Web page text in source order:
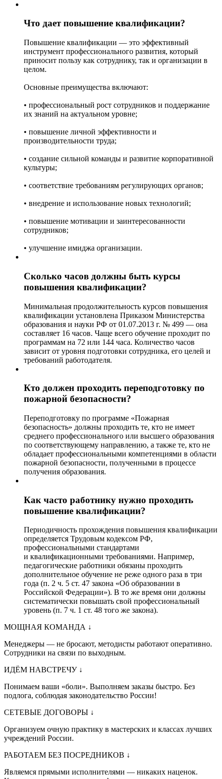
Что дает повышение квалификации?
Повышение квалификации — это эффективный
инструмент профессионального развития, который
приносит пользу как сотруднику, так и организации в
целом.
Основные преимущества включают:
• профессиональный рост сотрудников и поддержание
их знаний на актуальном уровне;
• повышение личной эффективности и
производительности труда;
• создание сильной команды и развитие корпоративной
культуры;
• соответствие требованиям регулирующих органов;
• внедрение и использование новых технологий;
• повышение мотивации и заинтересованности
сотрудников;
• улучшение имиджа организации.
Сколько часов должны быть курсы
повышения квалификации?
Минимальная продолжительность курсов повышения
квалификации установлена Приказом Министерства
образования и науки РФ от 01.07.2013 г. № 499 — она
составляет 16 часов. Чаще всего обучение проходит по
программам на 72 или 144 часа. Количество часов
зависит от уровня подготовки сотрудника, его целей и
требований работодателя.
Кто должен проходить переподготовку по
пожарной безопасности?
Переподготовку по программе «Пожарная
безопасность» должны проходить те, кто не имеет
среднего профессионального или высшего образования
по соответствующему направлению, а также те, кто не
обладает профессиональными компетенциями в области
пожарной безопасности, полученными в процессе
получения образования.
Как часто работнику нужно проходить
повышение квалификации?
Периодичность прохождения повышения квалификации
определяется Трудовым кодексом РФ,
профессиональными стандартами
и квалификационными требованиями. Например,
педагогические работники обязаны проходить
дополнительное обучение не реже одного раза в три
года (п. 2 ч. 5 ст. 47 закона «Об образовании в
Российской Федерации»). В то же время они должны
систематически повышать свой профессиональный
уровень (п. 7 ч. 1 ст. 48 того же закона).
МОЩНАЯ КОМАНДА ↓
Менеджеры — не бросают, методисты работают оперативно.
Сотрудники на связи по выходным.
ИДЁМ НАВСТРЕЧУ ↓
Понимаем ваши «боли». Выполняем заказы быстро. Без
подлога, соблюдая законодательство России!
СЕТЕВЫЕ ДОГОВОРЫ ↓
Организуем очную практику в мастерских и классах лучших
учреждений России.
РАБОТАЕМ БЕЗ ПОСРЕДНИКОВ ↓
Являемся прямыми исполнителями — никаких наценок.